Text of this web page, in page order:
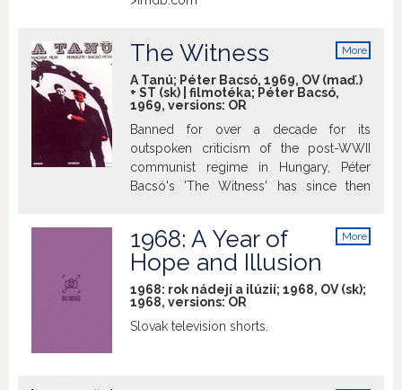
More
The Witness
A Tanú; Péter Bacsó, 1969, OV (maď.)
+ ST (sk) | filmotéka; Péter Bacsó,
1969, versions: OR
Banned for over a decade for its
outspoken criticism of the post-WWII
communist regime in Hungary, Péter
Bacsó's 'The Witness' has since then
about communism, 'The Witness' has
become a cult classic, which was also
well received by critics and general
audiences alike when it was finally
released outside of Hungary. Its candid
More
1968: A Year of
Hope and Illusion
1968: rok nádejí a ilúzií; 1968, OV (sk);
1968, versions: OR
Slovak television shorts.